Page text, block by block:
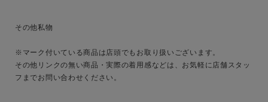
その他私物
※マーク付いている商品は店頭でもお取り扱いございます。
その他リンクの無い商品・実際の着用感などは、お気軽に店舗スタッ
フまでお問い合わせください。